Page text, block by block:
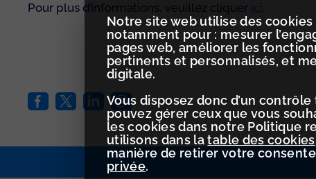
Notre site web utilise des
notamment pour : mesurer
pages web, améliorer les
pertinents et personnalisés, et
digitale.
Vous disposez donc d’un
pouvez gérer ceux que vous
les cookies dans notre Politique
utilisons dans latable des cookies
manière de retirer votre
privée.
Pour plus d’informations, veuillez cliquer ici .